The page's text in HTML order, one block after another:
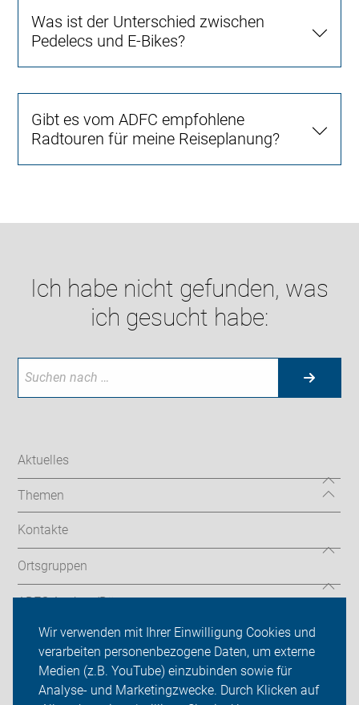
Wir verwenden mit Ihrer Einwilligung Cookies und
verarbeiten personenbezogene Daten, um externe
Medien (z.B. YouTube) einzubinden sowie für
Analyse- und Marketingzwecke. Durch Klicken auf
Was ist der Unterschied zwischen
Pedelecs und E-Bikes?
Gibt es vom ADFC empfohlene
Radtouren für meine Reiseplanung?
Ich habe nicht gefunden, was
ich gesucht habe:
Aktuelles
Themen
Kontakte
Ortsgruppen
ADFC Aachen/Düren
Sei dabei
Presse